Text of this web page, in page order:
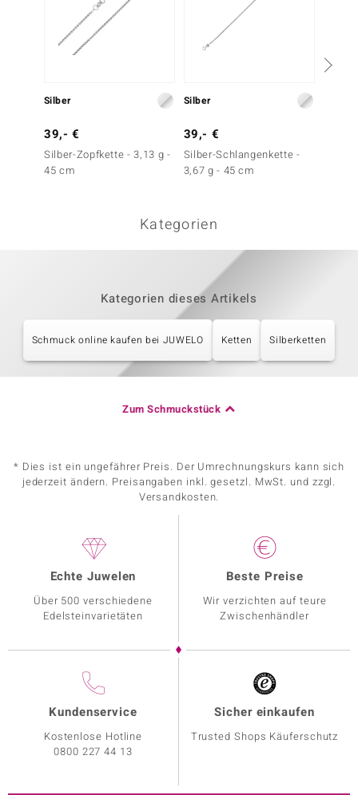
Silber
39,- €
Silber-Zopfkette - 3,13 g -
45 cm
Silber
39,- €
Silber-Schlangenkette -
3,67 g - 45 cm
Kategorien
Kategorien dieses Artikels
Schmuck online kaufen bei JUWELO Ketten Silberketten
Zum Schmuckstück
* Dies ist ein ungefährer Preis. Der Umrechnungskurs kann sich
jederzeit ändern. Preisangaben inkl. gesetzl. MwSt. und zzgl.
Versandkosten.
Echte Juwelen
Über 500 verschiedene
Edelsteinvarietäten
Beste Preise
Wir verzichten auf teure
Zwischenhändler
Kundenservice
Kostenlose Hotline
0800 227 44 13
Sicher einkaufen
Trusted Shops Käuferschutz